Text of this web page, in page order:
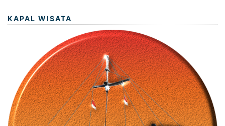
KAPAL WISATA